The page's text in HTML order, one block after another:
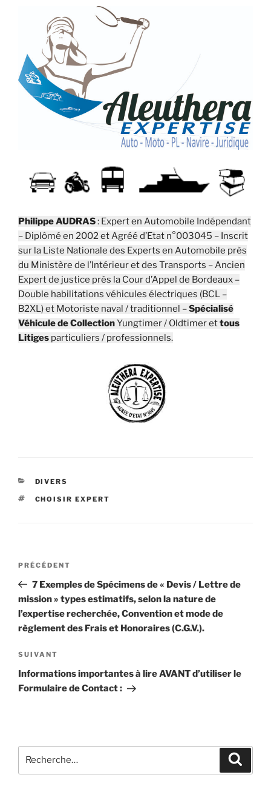
Philippe AUDRAS: Expert en Automobile Indépendant
– Diplômé en 2002 et Agréé d’Etat n°003045 – Inscrit
sur la Liste Nationale des Experts en Automobile près
du Ministère de l’Intérieur et des Transports – Ancien
Expert de justice près la Cour d’Appel de Bordeaux –
Double habilitations véhicules électriques (BCL –
B2XL) et Motoriste naval / traditionnel –Spécialisé
Véhicule de CollectionYungtimer / Oldtimer ettous
Litiges particuliers / professionnels.
CATÉGORIES
DIVERS
ÉTIQUETTES
CHOISIR EXPERT
Navigation
l’article
Article
précédent
PRÉCÉDENT
7 Exemples de Spécimens de « Devis / Lettre de
mission » types estimatifs, selon la nature de
l’expertise recherchée, Convention et mode de
règlement des Frais et Honoraires (C.G.V.).
Article
suivant
SUIVANT
Informations importantes à lire AVANT d’utiliser le
Formulaire de Contact :
pour